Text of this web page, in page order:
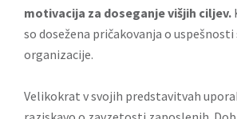
motivacija za doseganje višjih ciljev.
so dosežena pričakovanja o uspešnosti
organizacije.
Velikokrat v svojih predstavitvah